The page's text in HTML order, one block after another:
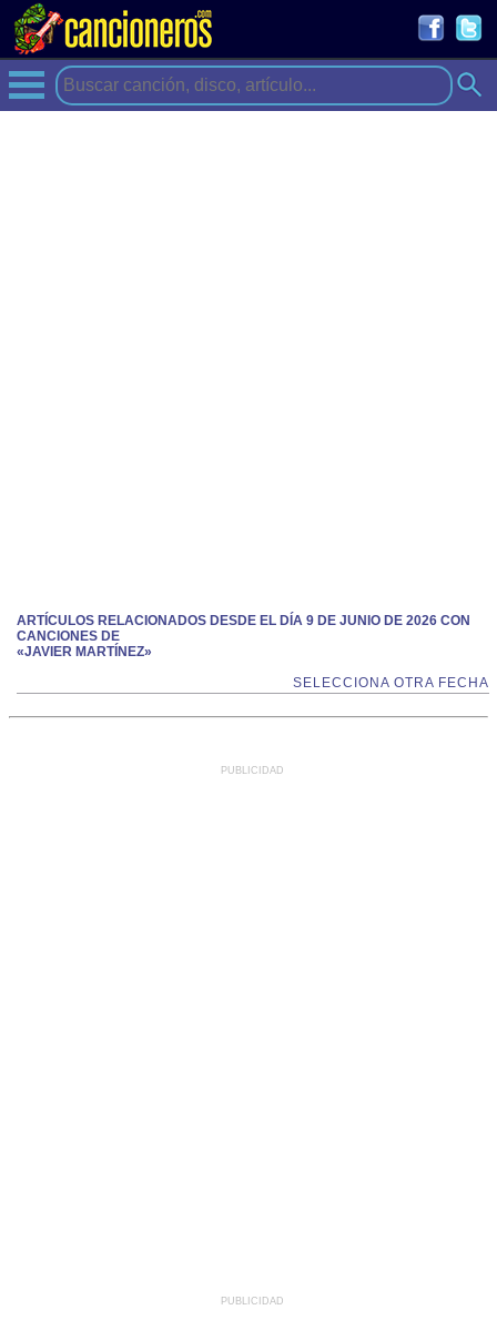
ARTÍCULOS RELACIONADOS DESDE EL DÍA 9 DE JUNIO DE 2026 CON
CANCIONES DE
«JAVIER MARTÍNEZ»
SELECCIONA OTRA FECHA
PUBLICIDAD
PUBLICIDAD